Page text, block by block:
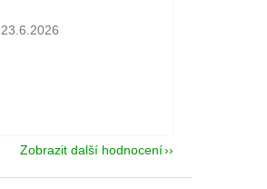
Hodnocení obchodu je 5 z 5 hvězdiček.
23.6.2026
Zobrazit další hodnocení